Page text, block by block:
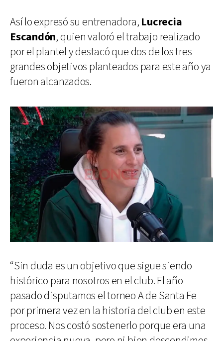
Así lo expresó su entrenadora, Lucrecia
Escandón, quien valoró el trabajo realizado
por el plantel y destacó que dos de los tres
grandes objetivos planteados para este año ya
fueron alcanzados.
“Sin duda es un objetivo que sigue siendo
histórico para nosotros en el club. El año
pasado disputamos el torneo A de Santa Fe
por primera vez en la historia del club en este
proceso. Nos costó sostenerlo porque era una